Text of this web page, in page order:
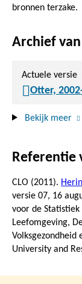
bronnen terzake.
Archief
Actuele versie
Otter,
Bekijk meer
Referentie
CLO (2011).
versie 07, 16
voor de Statistiek
Leefomgeving,
Volksgezondheid
University and